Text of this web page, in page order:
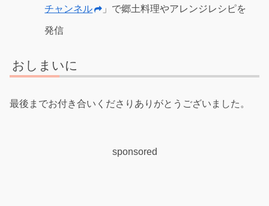
チャンネル 」で郷土料理やアレンジレシピを
発信
おしまいに
最後までお付き合いくださりありがとうございました。
sponsored